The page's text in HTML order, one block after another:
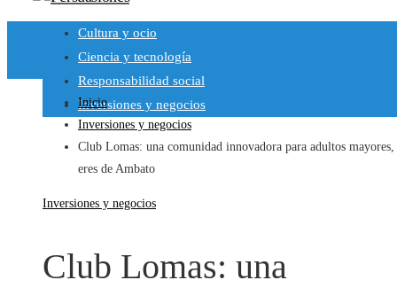
Cultura y ocio
Ciencia y tecnología
Responsabilidad social
Inversiones y negocios
Inicio
Inversiones y negocios
Club Lomas: una comunidad innovadora para adultos mayores,
eres de Ambato
Inversiones y negocios
Club Lomas: una